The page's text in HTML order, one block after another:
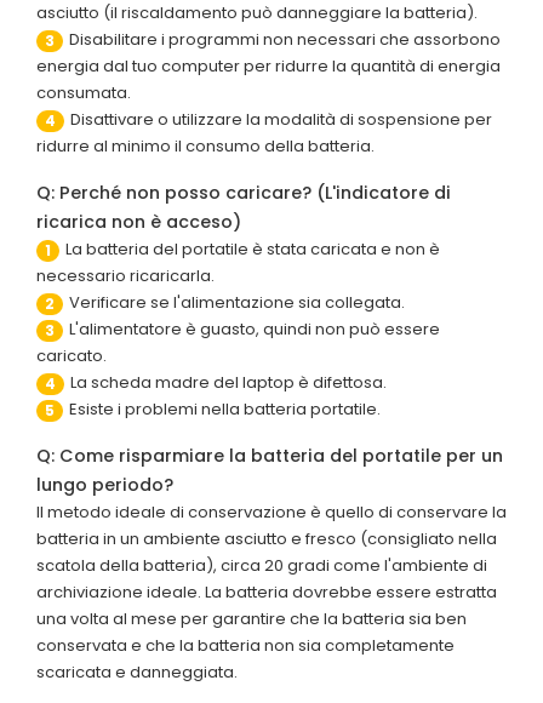
asciutto (il riscaldamento può danneggiare la batteria).
3
Disabilitare i programmi non necessari che assorbono
energia dal tuo computer per ridurre la quantità di energia
consumata.
4
Disattivare o utilizzare la modalità di sospensione per
ridurre al minimo il consumo della batteria.
Q: Perché non posso caricare? (L'indicatore di
ricarica non è acceso)
1
La batteria del portatile è stata caricata e non è
necessario ricaricarla.
2 Verificare se l'alimentazione sia collegata.
3
L'alimentatore è guasto, quindi non può essere
caricato.
4 La scheda madre del laptop è difettosa.
5 Esiste i problemi nella batteria portatile.
Q: Come risparmiare la batteria del portatile per un
lungo periodo?
Il metodo ideale di conservazione è quello di conservare la
batteria in un ambiente asciutto e fresco (consigliato nella
scatola della batteria), circa 20 gradi come l'ambiente di
archiviazione ideale. La batteria dovrebbe essere estratta
una volta al mese per garantire che la batteria sia ben
conservata e che la batteria non sia completamente
scaricata e danneggiata.